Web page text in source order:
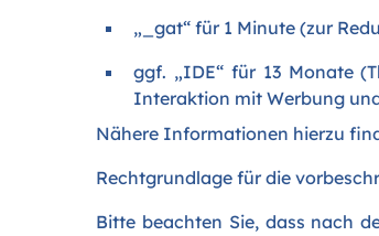
„_gat“ für 1 Minute (zur
ggf. „IDE“ für 13 Monate
Interaktion mit Werbung
Nähere Informationen hierzu
Rechtgrundlage für die
Bitte beachten Sie, dass nach